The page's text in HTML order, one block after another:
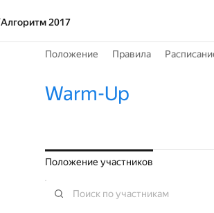
Алгоритм 2017
Положение Правила
Warm-Up
Положение участников